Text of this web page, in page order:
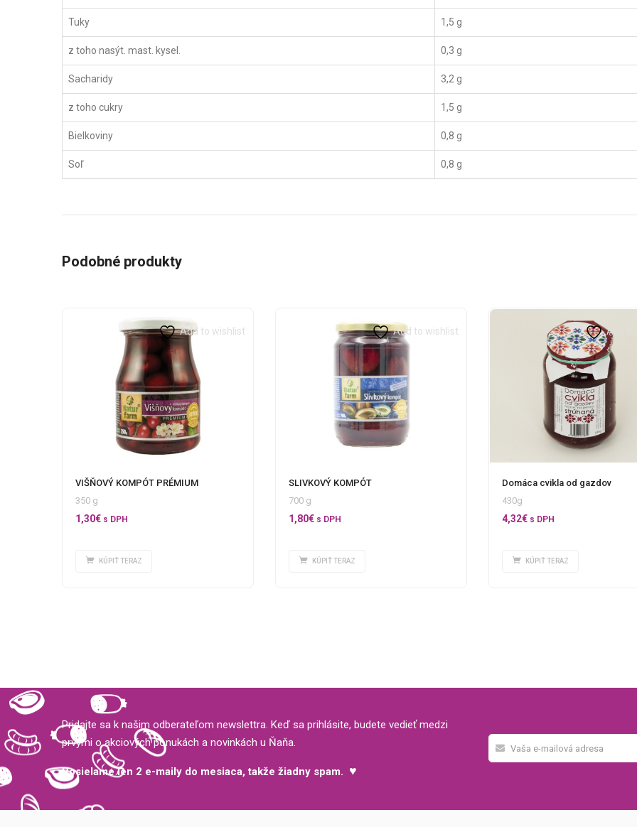
Tuky 1,5 g
z toho nasýt. mast. kysel. 0,3 g
Sacharidy 3,2 g
z toho cukry 1,5 g
Bielkoviny 0,8 g
Soľ 0,8 g
Podobné produkty
Add to wishlist
VIŠŇOVÝ KOMPÓT PRÉMIUM
350 g
1,30€ s DPH
KÚPIŤ TERAZ
Add to wishlist
SLIVKOVÝ KOMPÓT
700 g
1,80€ s DPH
KÚPIŤ TERAZ
Add
Domáca cvikla od gazdov
430g
4,32€ s DPH
KÚPIŤ TERAZ
Pridajte sa k našim odberateľom newslettra. Keď sa prihlásite, budete vedieť medzi
prvými o akciových ponukách a novinkách u Ňaňa.
Posielame len 2 e-maily do mesiaca, takže žiadny spam. ♥